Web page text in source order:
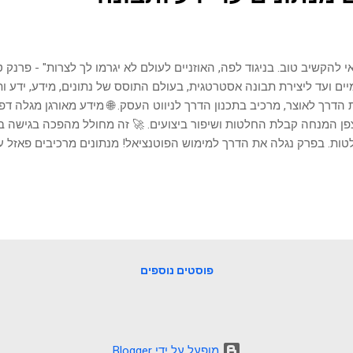
להקשיב טוב. בניגוד לפה, האוזניים לעולם לא יגרמו לך לצרות" -
ועד ליצירת תבונה אסטרטגית, בעולם התוסס של נתונים, מידע, ידע
הדרך לאוצר, מרכיב בתכנון הדרך לניווט העסק. 🌐 מידע מאורגן מגלה
המנחה קבלת החלטות ושיפור ביצועים. 🚀 זה מחולל מהפכה בגישה
בפרק נגלה את הדרך למימוש הפוטנציאל! מנתונים מרכיבים פאזל
נתוני מכירות בפני עצמם עשויים להיראות שרירותיים, אבל
פוסטים נוספים